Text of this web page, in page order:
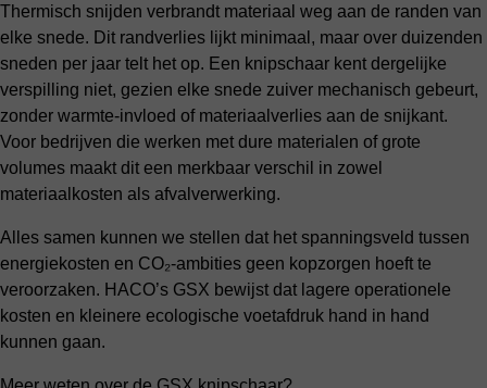
Thermisch snijden verbrandt materiaal weg aan de randen van
elke snede. Dit randverlies lijkt minimaal, maar over duizenden
sneden per jaar telt het op. Een knipschaar kent dergelijke
verspilling niet, gezien elke snede zuiver mechanisch gebeurt,
zonder warmte-invloed of materiaalverlies aan de snijkant.
Voor bedrijven die werken met dure materialen of grote
volumes maakt dit een merkbaar verschil in zowel
materiaalkosten als afvalverwerking.
Alles samen kunnen we stellen dat het spanningsveld tussen
energiekosten en CO₂-ambities geen kopzorgen hoeft te
veroorzaken. HACO’s GSX bewijst dat lagere operationele
kosten en kleinere ecologische voetafdruk hand in hand
kunnen gaan.